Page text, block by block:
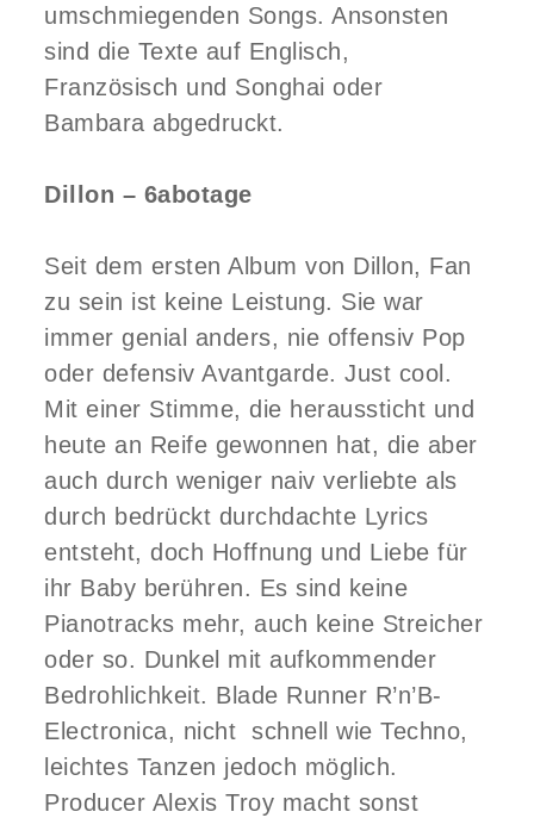
umschmiegenden Songs. Ansonsten
sind die Texte auf Englisch,
Französisch und Songhai oder
Bambara abgedruckt.
Dillon – 6abotage
Seit dem ersten Album von Dillon, Fan
zu sein ist keine Leistung. Sie war
immer genial anders, nie offensiv Pop
oder defensiv Avantgarde. Just cool.
Mit einer Stimme, die heraussticht und
heute an Reife gewonnen hat, die aber
auch durch weniger naiv verliebte als
durch bedrückt durchdachte Lyrics
entsteht, doch Hoffnung und Liebe für
ihr Baby berühren. Es sind keine
Pianotracks mehr, auch keine Streicher
oder so. Dunkel mit aufkommender
Bedrohlichkeit. Blade Runner R’n’B-
Electronica, nicht schnell wie Techno,
leichtes Tanzen jedoch möglich.
Producer Alexis Troy macht sonst